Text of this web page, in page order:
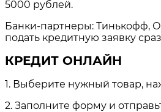
5000 рублей.
Банки-партнеры: Тинькофф,
подать кредитную заявку
КРЕДИТ ОНЛАЙН
1. Выберите нужный товар,
2. Заполните форму и